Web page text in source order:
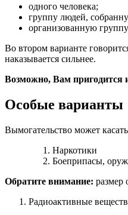
одного человека;
группу людей,
организованную
Во втором варианте
наказывается сильнее.
Возможно, Вам пригодится
Особые варианты
Вымогательство может
Наркотики
Боеприпасы,
Обратите внимание: размер
Радиоактивные